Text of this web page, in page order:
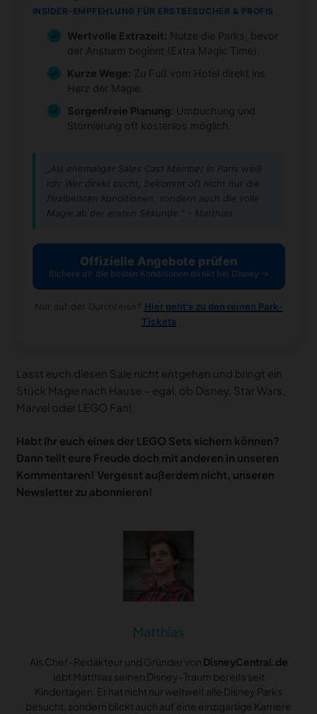
INSIDER-EMPFEHLUNG FÜR ERSTBESUCHER & PROFIS
Wertvolle Extrazeit: Nutze die Parks, bevor
der Ansturm beginnt (Extra Magic Time).
Kurze Wege: Zu Fuß vom Hotel direkt ins
Herz der Magie.
Sorgenfreie Planung: Umbuchung und
Stornierung oft kostenlos möglich.
„Als ehemaliger Sales Cast Member in Paris weiß
ich: Wer direkt bucht, bekommt oft nicht nur die
flexibelsten Konditionen, sondern auch die volle
Magie ab der ersten Sekunde." – Matthias
Offizielle Angebote prüfen
Sichere dir die besten Konditionen direkt bei Disney →
Nur auf der Durchreise? Hier geht's zu den reinen Park-
Tickets
Lasst euch diesen Sale nicht entgehen und bringt ein
Stück Magie nach Hause – egal, ob Disney, Star Wars,
Marvel oder LEGO Fan!
Habt ihr euch eines der LEGO Sets sichern können?
Dann teilt eure Freude doch mit anderen in unseren
Kommentaren! Vergesst außerdem nicht, unseren
Newsletter zu abonnieren!
Matthias
Als Chef-Redakteur und Gründer von DisneyCentral.de
lebt Matthias seinen Disney-Traum bereits seit
Kindertagen. Er hat nicht nur weltweit alle Disney Parks
besucht, sondern blickt auch auf eine einzigartige Karriere